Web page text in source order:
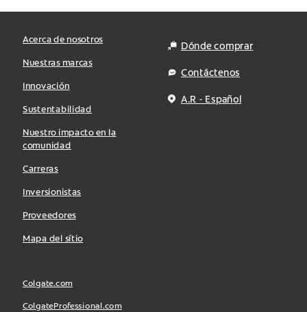
Acerca de nosotros
Nuestras marcas
Innovación
Sustentabilidad
Nuestro impacto en la
comunidad
Carreras
Inversionistas
Proveedores
Mapa del sítio
Dónde comprar
Contáctenos
A.R - Español
Colgate.com
ColgateProfessional.com